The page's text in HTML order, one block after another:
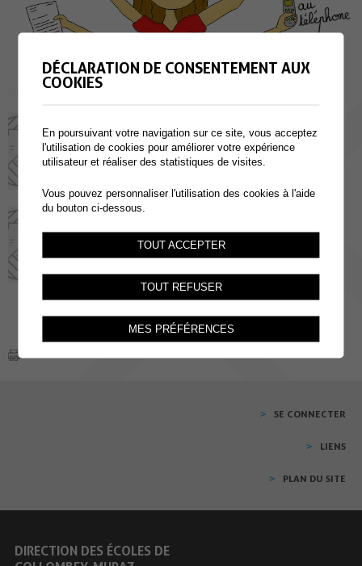
Formulaire d'inscription
S'inscrire en tant que remplaçant à
Collombey-Muraz
SE CONNECTER
LIENS
PLAN DU SITE
DIRECTION DES ÉCOLES DE
DÉCLARATION DE CONSENTEMENT AUX
COOKIES
En poursuivant votre navigation sur ce site, vous acceptez
l'utilisation de cookies pour améliorer votre expérience
utilisateur et réaliser des statistiques de visites.
Vous pouvez personnaliser l'utilisation des cookies à l'aide
du bouton ci-dessous.
TOUT ACCEPTER
TOUT REFUSER
MES PRÉFÉRENCES